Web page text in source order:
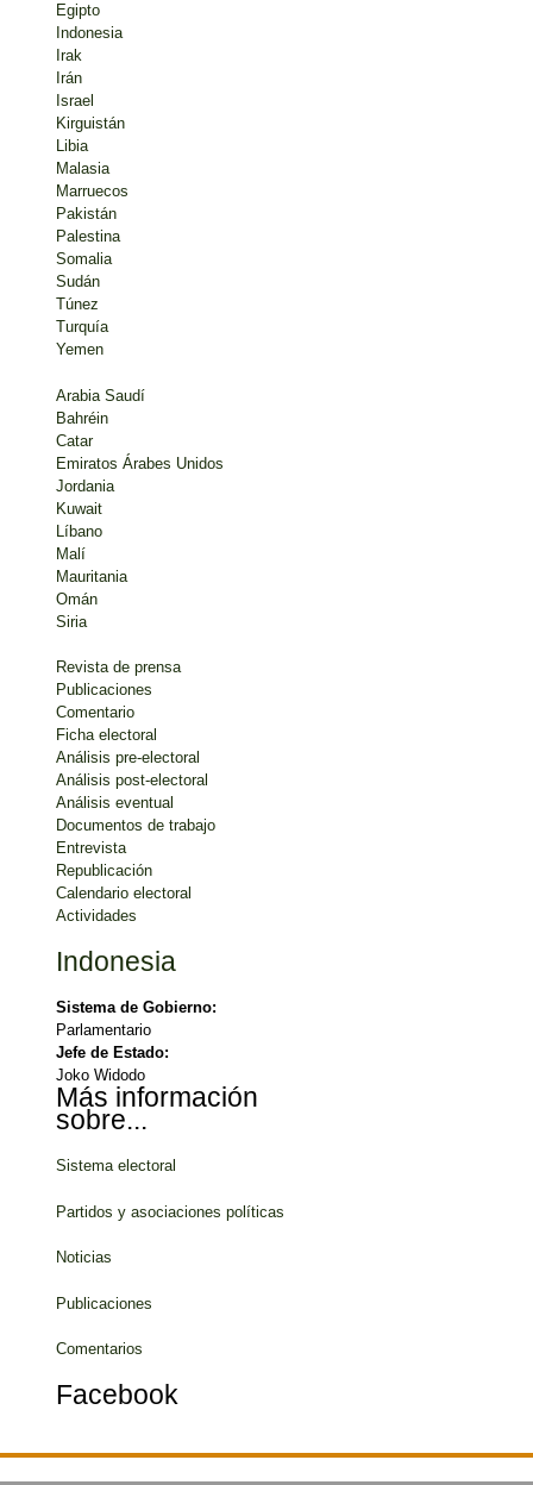
Egipto
Indonesia
Irak
Irán
Israel
Kirguistán
Libia
Malasia
Marruecos
Pakistán
Palestina
Somalia
Sudán
Túnez
Turquía
Yemen
Arabia Saudí
Bahréin
Catar
Emiratos Árabes Unidos
Jordania
Kuwait
Líbano
Malí
Mauritania
Omán
Siria
Revista de prensa
Publicaciones
Comentario
Ficha electoral
Análisis pre-electoral
Análisis post-electoral
Análisis eventual
Documentos de trabajo
Entrevista
Republicación
Calendario electoral
Actividades
Indonesia
Sistema de Gobierno:
Parlamentario
Jefe de Estado:
Joko Widodo
Más información
sobre...
Sistema electoral
Partidos y asociaciones políticas
Noticias
Publicaciones
Comentarios
Facebook